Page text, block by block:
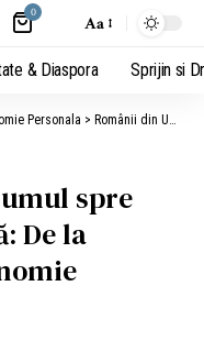
0 Aa
& Diaspora Sprijin si
Personala > Românii din UK și drumul spre stabilitate financiară: De la muncă fizică la autonomie economică
spre
De la